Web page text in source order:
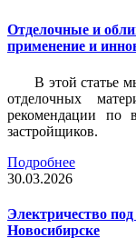
Отделочные и
применение и
В этой статье
отделочных
рекомендации по
застройщиков.
Подробнее
30.03.2026
Электричество
Новосибирске